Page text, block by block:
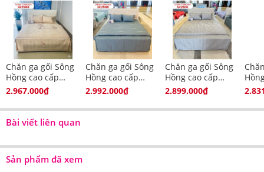
Chăn ga gối Sông
Hồng cao cấp
Urban UC25108
2.967.000₫
Chăn ga gối Sông
Hồng cao cấp
Urban UC25109
2.992.000₫
Chăn ga gối Sông
Hồng cao cấp
Urban UC25110
2.899.000₫
Bài viết liên quan
Sản phẩm đã xem